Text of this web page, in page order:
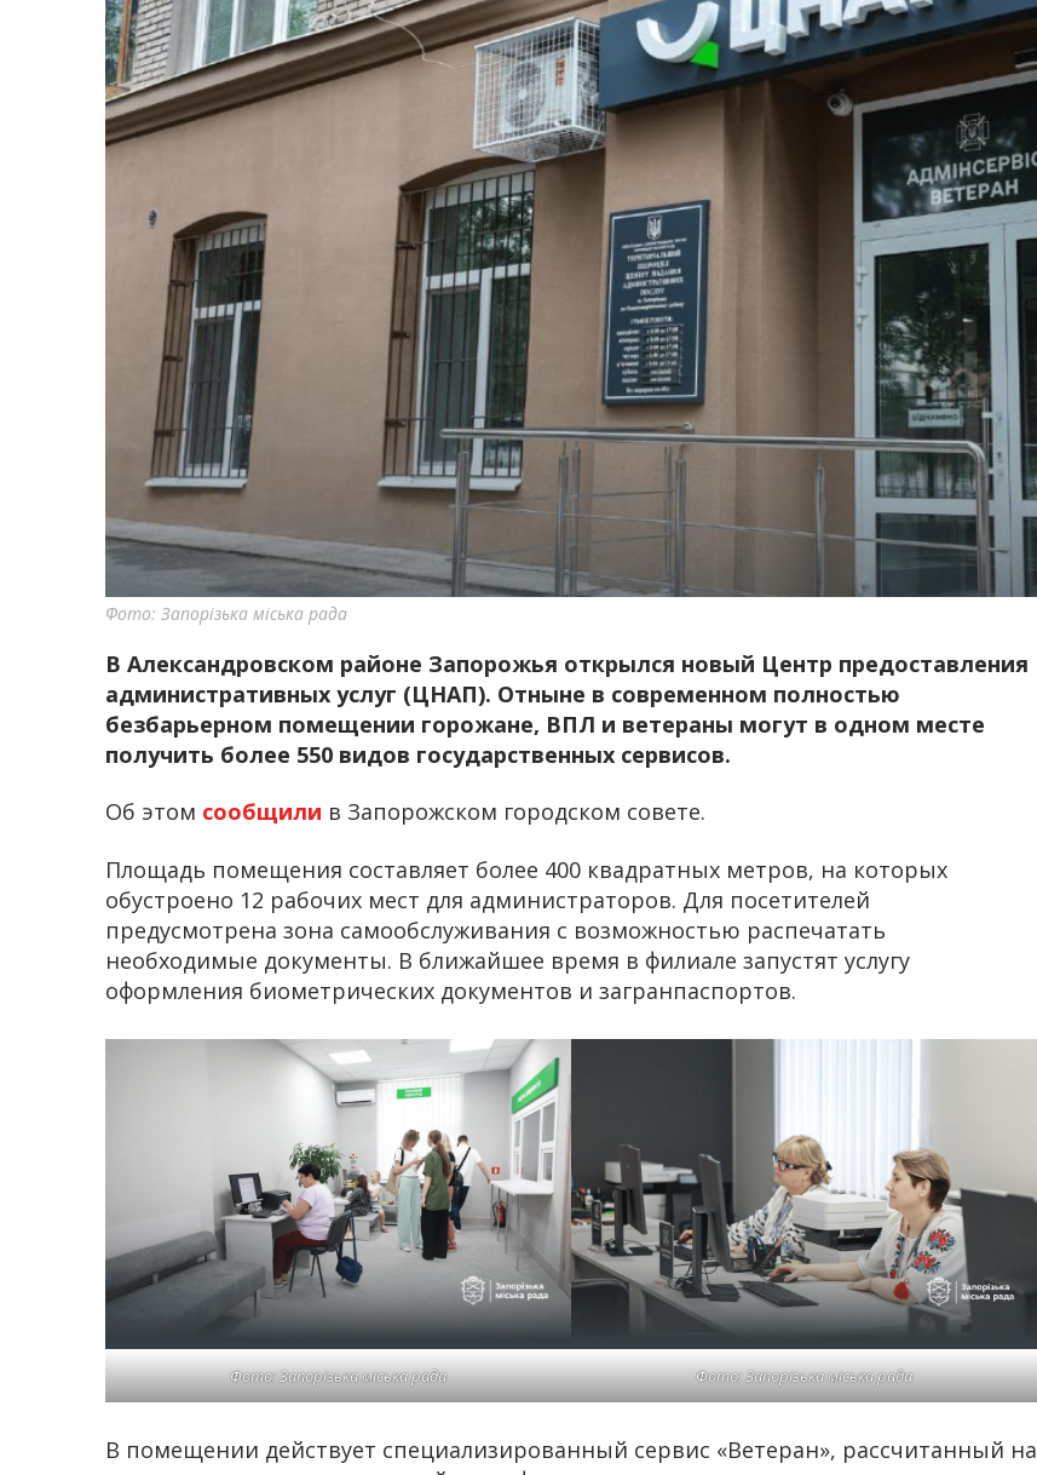
Фото: Запорізька міська рада
В Александровском районе Запорожья открылся новый Центр предоставления
административных услуг (ЦНАП). Отныне в современном полностью
безбарьерном помещении горожане, ВПЛ и ветераны могут в одном месте
получить более 550 видов государственных сервисов.
Об этом сообщили в Запорожском городском совете.
Площадь помещения составляет более 400 квадратных метров, на которых
обустроено 12 рабочих мест для администраторов. Для посетителей
предусмотрена зона самообслуживания с возможностью распечатать
необходимые документы. В ближайшее время в филиале запустят услугу
оформления биометрических документов и загранпаспортов.
Фото: Запорізька міська рада Фото: Запорізька міська рада
В помещении действует специализированный сервис «Ветеран», рассчитанный на